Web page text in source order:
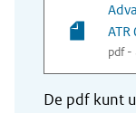
pdf -
De pdf kunt